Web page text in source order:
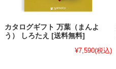
カタログギフト 万葉（まんよ
う） しろたえ [送料無料]
¥7,590(税込)